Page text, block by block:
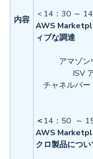
内容
＜14：30 ～
AWS
ィブな調達
アマゾ
ISV
チャネルパ
＜ 14：50 ～
AWS
クロ製品につ